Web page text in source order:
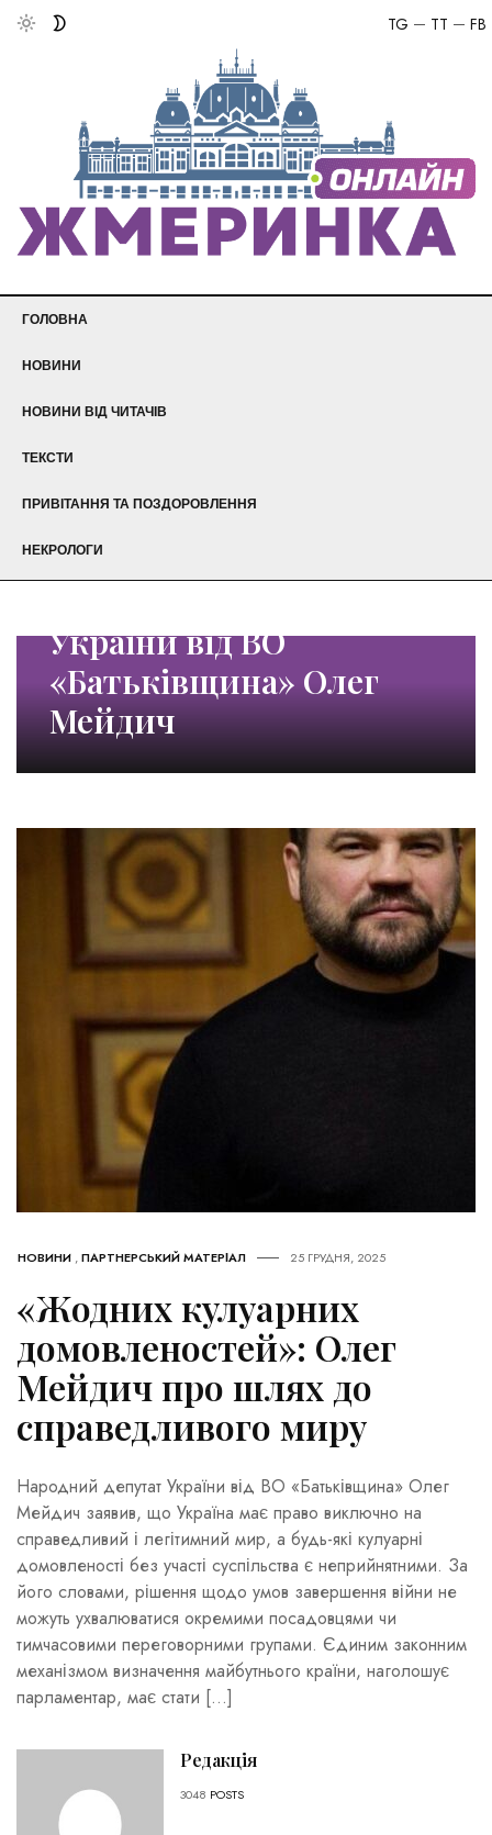
FB
TT
TG
ГОЛОВНА
НОВИНИ
НОВИНИ ВІД ЧИТАЧІВ
ТЕКСТИ
ПРИВІТАННЯ ТА ПОЗДОРОВЛЕННЯ
НЕКРОЛОГИ
України від ВО
«Батьківщина» Олег
Мейдич
НОВИНИ ,ПАРТНЕРСЬКИЙ МАТЕРІАЛ 25 ГРУДНЯ, 2025
«Жодних кулуарних
домовленостей»: Олег
Мейдич про шлях до
справедливого миру
Народний депутат України від ВО «Батьківщина» Олег
Мейдич заявив, що Україна має право виключно на
справедливий і легітимний мир, а будь-які кулуарні
домовленості без участі суспільства є неприйнятними. За
його словами, рішення щодо умов завершення війни не
можуть ухвалюватися окремими посадовцями чи
тимчасовими переговорними групами. Єдиним законним
механізмом визначення майбутнього країни, наголошує
парламентар, має стати […]
Редакція
3048 POSTS